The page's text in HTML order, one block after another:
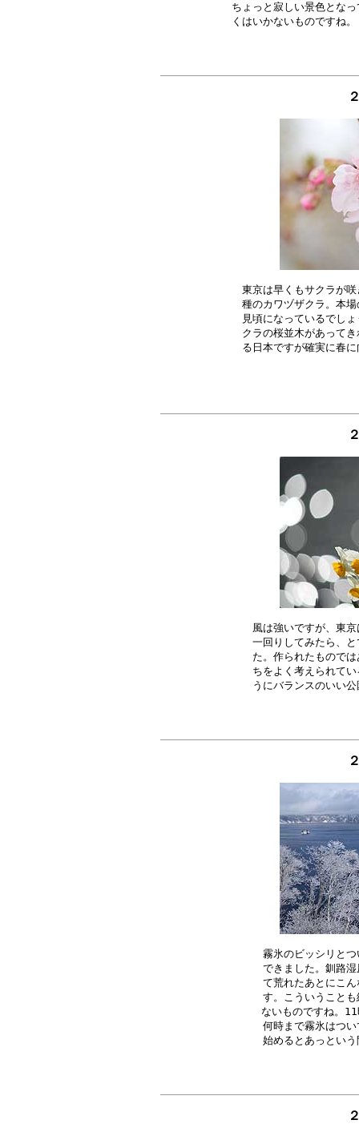
ちょっと寂しい景色とな
東京は早くもサクラが
種のカワヅザクラ。本
見頃になっているでし
クラの桜並木があって
る日本ですが確実に春
風は強いですが、東
一回りしてみたら、
た。作られたもので
ちをよく考えられて
霧氷のビッシリと
できました。釧路
て荒れたあとにこ
す。こういうこと
ないものですね。
何時まで霧氷はつ